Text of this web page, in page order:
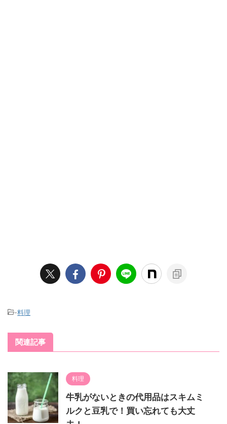
-料理
関連記事
料理
牛乳がないときの代用品はスキムミ
ルクと豆乳で！買い忘れても大丈